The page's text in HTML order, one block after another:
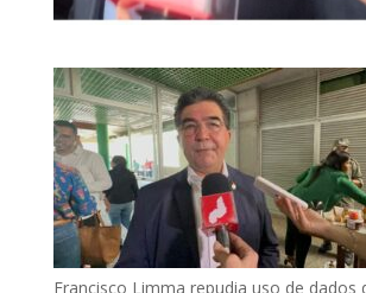
Francisco Limma repudia uso de dados